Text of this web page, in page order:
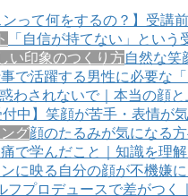
ンって何をするの？】受講
「自信が持てない」とい
い印象のつくり方自然な笑
で活躍する男性に必要な
わされないで｜本当の顔
付中】笑顔が苦手・表情が
グ顔のたるみが気になる
で学んだこと｜知識を理
に映る自分の顔が不機嫌
フプロデュースで差がつく